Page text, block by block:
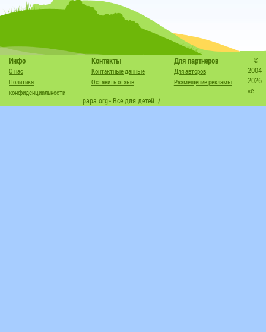
Инфо
О нас
Политика
конфиденциальности
Контакты
Контактные данные
Оставить отзыв
Для партнеров
Для авторов
Размещение рекламы
©
2004-
2026
«e-
papa.org» Все для детей. /